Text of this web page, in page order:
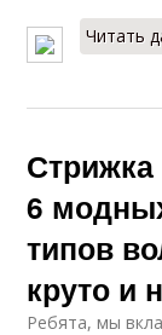
Читать
6
типов
круто и
Ребята, мы